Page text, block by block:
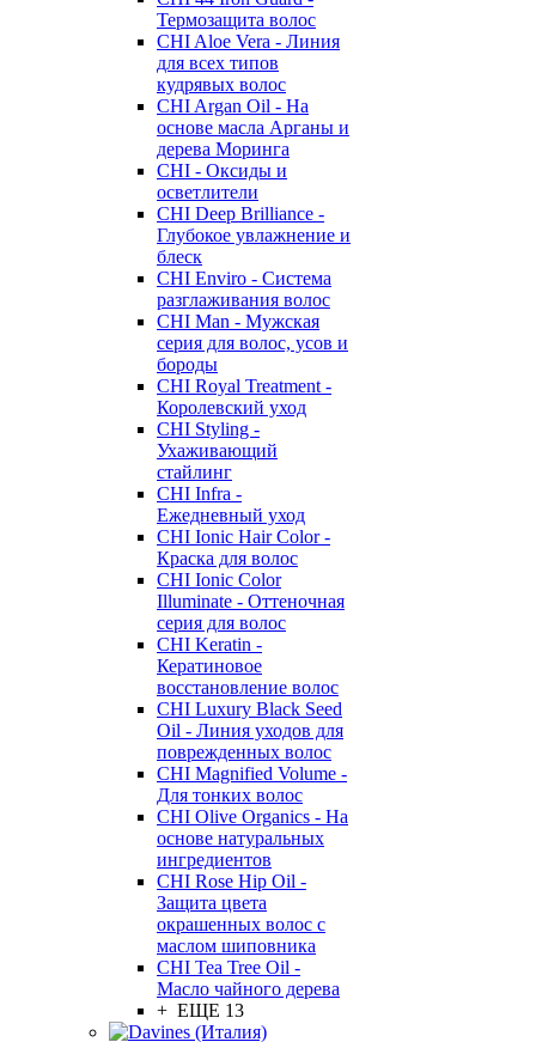
Термозащита волос
CHI Aloe Vera - Линия
для всех типов
кудрявых волос
CHI Argan Oil - На
основе масла Арганы и
дерева Моринга
CHI - Оксиды и
осветлители
CHI Deep Brilliance -
Глубокое увлажнение и
блеск
CHI Enviro - Система
разглаживания волос
CHI Man - Мужская
серия для волос, усов и
бороды
CHI Royal Treatment -
Королевский уход
CHI Styling -
Ухаживающий
стайлинг
CHI Infra -
Ежедневный уход
CHI Ionic Hair Color -
Краска для волос
CHI Ionic Color
Illuminate - Оттеночная
серия для волос
CHI Keratin -
Кератиновое
восстановление волос
CHI Luxury Black Seed
Oil - Линия уходов для
поврежденных волос
CHI Magnified Volume -
Для тонких волос
CHI Olive Organics - На
основе натуральных
ингредиентов
CHI Rose Hip Oil -
Защита цвета
окрашенных волос с
маслом шиповника
CHI Tea Tree Oil -
Масло чайного дерева
+ ЕЩЕ 13